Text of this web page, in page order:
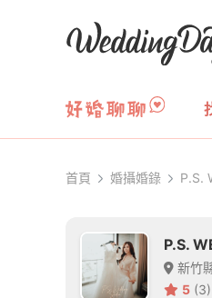
首頁 婚攝婚錄 P.S.
P.S.
新竹
5 (3)